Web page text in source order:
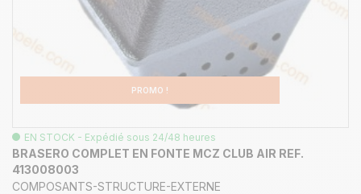
PROMO !
EN STOCK - Expédié sous 24/48 heures
BRASERO COMPLET EN FONTE MCZ CLUB AIR REF.
413008003
COMPOSANTS-STRUCTURE-EXTERNE